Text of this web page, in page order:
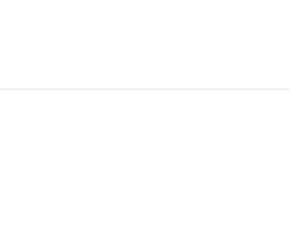
einen gültigen amtlichen